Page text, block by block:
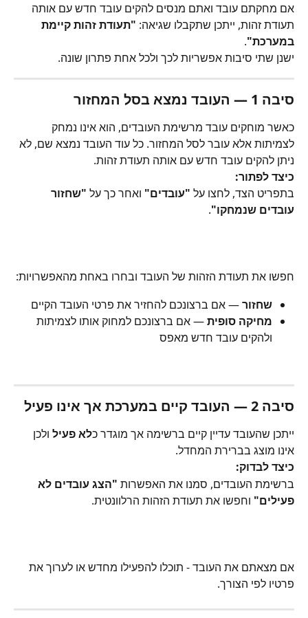
אם מחקתם עובד ואתם מנסים להקים עובד חדש עם אותה
תעודת זהות, ייתכן שתקבלו שגיאה: "תעודת זהות קיימת
במערכת".
ישנן שתי סיבות אפשריות לכך ולכל אחת פתרון שונה.
סיבה 1 — העובד נמצא בסל המחזור
כאשר מוחקים עובד מרשימת העובדים, הוא אינו נמחק
לצמיתות אלא עובר לסל המחזור. כל עוד העובד נמצא שם, לא
ניתן להקים עובד חדש עם אותה תעודת זהות.
כיצד לפתור:
בתפריט הצד, לחצו על "עובדים" ואחר כך על "שחזור
עובדים שנמחקו".
חפשו את תעודת הזהות של העובד ובחרו באחת מהאפשרויות:
שחזור — אם ברצונכם להחזיר את פרטי העובד הקיים
מחיקה סופית — אם ברצונכם למחוק אותו לצמיתות
ולהקים עובד חדש מאפס
סיבה 2 — העובד קיים במערכת אך אינו פעיל
ייתכן שהעובד עדיין קיים ברשימה אך מוגדר כלא פעיל ולכן
אינו מוצג בברירת המחדל.
כיצד לבדוק:
ברשימת העובדים, סמנו את האפשרות "הצג עובדים לא
פעילים" וחפשו את תעודת הזהות הרלוונטית.
אם מצאתם את העובד - תוכלו להפעילו מחדש או לערוך את
פרטיו לפי הצורך.